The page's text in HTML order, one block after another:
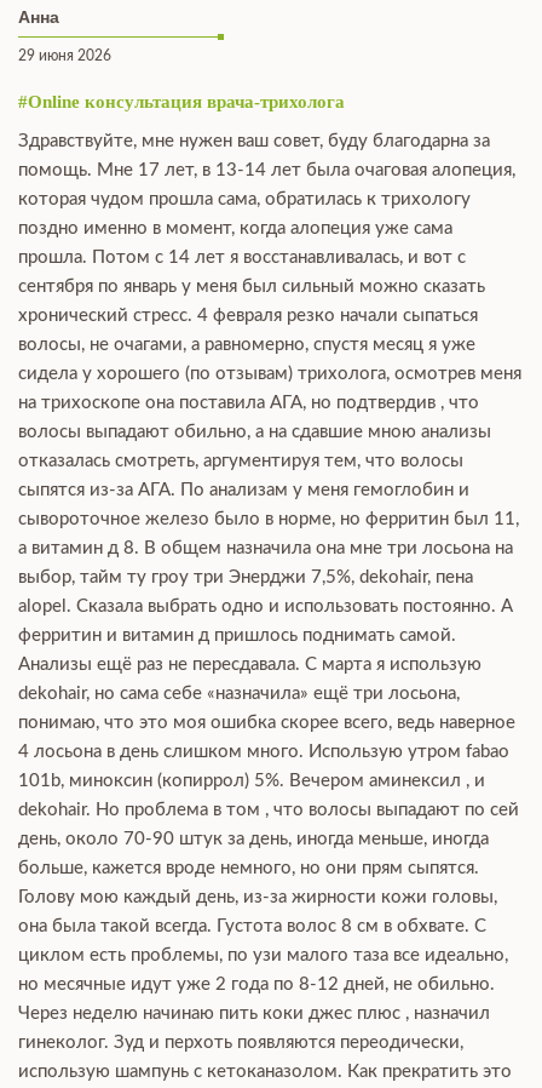
Анна
29 июня 2026
#Online консультация врача-трихолога
Здравствуйте, мне нужен ваш совет, буду благодарна за
помощь. Мне 17 лет, в 13-14 лет была очаговая алопеция,
которая чудом прошла сама, обратилась к трихологу
поздно именно в момент, когда алопеция уже сама
прошла. Потом с 14 лет я восстанавливалась, и вот с
сентября по январь у меня был сильный можно сказать
хронический стресс. 4 февраля резко начали сыпаться
волосы, не очагами, а равномерно, спустя месяц я уже
сидела у хорошего (по отзывам) трихолога, осмотрев меня
на трихоскопе она поставила АГА, но подтвердив , что
волосы выпадают обильно, а на сдавшие мною анализы
отказалась смотреть, аргументируя тем, что волосы
сыпятся из-за АГА. По анализам у меня гемоглобин и
сывороточное железо было в норме, но ферритин был 11,
а витамин д 8. В общем назначила она мне три лосьона на
выбор, тайм ту гроу три Энерджи 7,5%, dekohair, пена
alopel. Сказала выбрать одно и использовать постоянно. А
ферритин и витамин д пришлось поднимать самой.
Анализы ещё раз не пересдавала. С марта я использую
dekohair, но сама себе «назначила» ещё три лосьона,
понимаю, что это моя ошибка скорее всего, ведь наверное
4 лосьона в день слишком много. Использую утром fabao
101b, миноксин (копиррол) 5%. Вечером аминексил , и
dekohair. Но проблема в том , что волосы выпадают по сей
день, около 70-90 штук за день, иногда меньше, иногда
больше, кажется вроде немного, но они прям сыпятся.
Голову мою каждый день, из-за жирности кожи головы,
она была такой всегда. Густота волос 8 см в обхвате. С
циклом есть проблемы, по узи малого таза все идеально,
но месячные идут уже 2 года по 8-12 дней, не обильно.
Через неделю начинаю пить коки джес плюс , назначил
гинеколог. Зуд и перхоть появляются переодически,
использую шампунь с кетоканазолом. Как прекратить это